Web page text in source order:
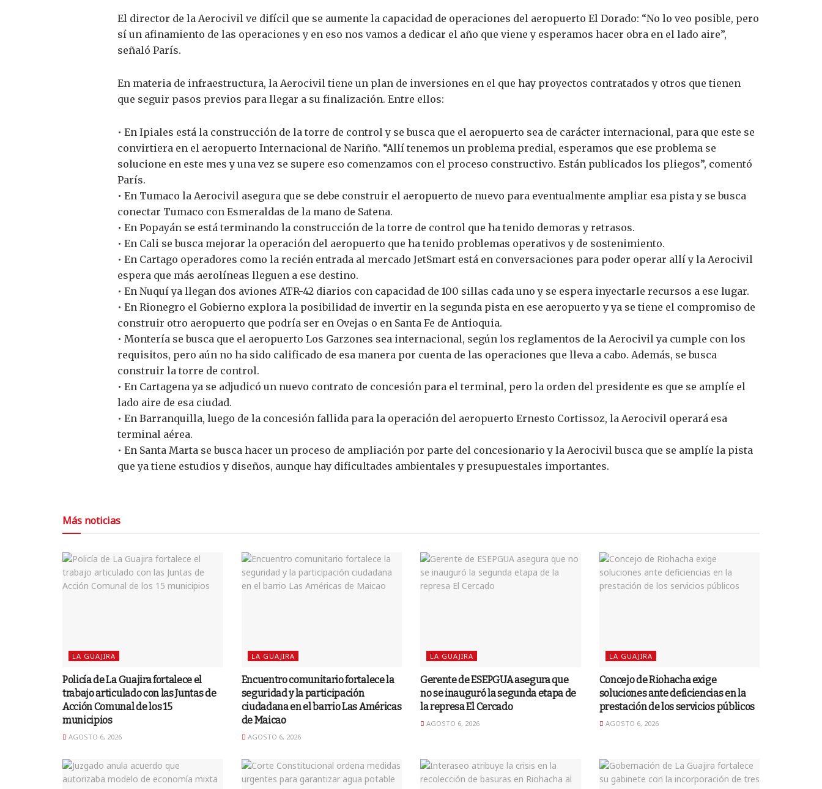
El director de la Aerocivil ve difícil que se aumente la capacidad de operaciones del aeropuerto El Dorado: “No lo veo posible, pero
sí un afinamiento de las operaciones y en eso nos vamos a dedicar el año que viene y esperamos hacer obra en el lado aire”,
señaló París.
En materia de infraestructura, la Aerocivil tiene un plan de inversiones en el que hay proyectos contratados y otros que tienen
que seguir pasos previos para llegar a su finalización. Entre ellos:
• En Ipiales está la construcción de la torre de control y se busca que el aeropuerto sea de carácter internacional, para que este se
convirtiera en el aeropuerto Internacional de Nariño. “Allí tenemos un problema predial, esperamos que ese problema se
solucione en este mes y una vez se supere eso comenzamos con el proceso constructivo. Están publicados los pliegos”, comentó
París.
• En Tumaco la Aerocivil asegura que se debe construir el aeropuerto de nuevo para eventualmente ampliar esa pista y se busca
conectar Tumaco con Esmeraldas de la mano de Satena.
• En Popayán se está terminando la construcción de la torre de control que ha tenido demoras y retrasos.
• En Cali se busca mejorar la operación del aeropuerto que ha tenido problemas operativos y de sostenimiento.
• En Cartago operadores como la recién entrada al mercado JetSmart está en conversaciones para poder operar allí y la Aerocivil
espera que más aerolíneas lleguen a ese destino.
• En Nuquí ya llegan dos aviones ATR-42 diarios con capacidad de 100 sillas cada uno y se espera inyectarle recursos a ese lugar.
• En Rionegro el Gobierno explora la posibilidad de invertir en la segunda pista en ese aeropuerto y ya se tiene el compromiso de
construir otro aeropuerto que podría ser en Ovejas o en Santa Fe de Antioquia.
• Montería se busca que el aeropuerto Los Garzones sea internacional, según los reglamentos de la Aerocivil ya cumple con los
requisitos, pero aún no ha sido calificado de esa manera por cuenta de las operaciones que lleva a cabo. Además, se busca
construir la torre de control.
• En Cartagena ya se adjudicó un nuevo contrato de concesión para el terminal, pero la orden del presidente es que se amplíe el
lado aire de esa ciudad.
• En Barranquilla, luego de la concesión fallida para la operación del aeropuerto Ernesto Cortissoz, la Aerocivil operará esa
terminal aérea.
• En Santa Marta se busca hacer un proceso de ampliación por parte del concesionario y la Aerocivil busca que se amplíe la pista
que ya tiene estudios y diseños, aunque hay dificultades ambientales y presupuestales importantes.
Más noticias
LA GUAJIRA
Policía de La Guajira fortalece el
trabajo articulado con las Juntas de
Acción Comunal de los 15
municipios
AGOSTO 6, 2026
LA GUAJIRA
Encuentro comunitario fortalece la
seguridad y la participación
ciudadana en el barrio Las Américas
de Maicao
AGOSTO 6, 2026
LA GUAJIRA
Gerente de ESEPGUA asegura que
no se inauguró la segunda etapa de
la represa El Cercado
AGOSTO 6, 2026
LA GUAJIRA
Concejo de Riohacha exige
soluciones ante deficiencias en la
prestación de los servicios públicos
AGOSTO 6, 2026